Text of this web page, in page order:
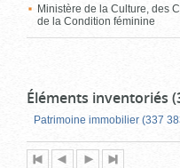
Ministère de la Culture, des
de la Condition féminine
Éléments inventoriés
Patrimoine immobilier (337
Première
Page